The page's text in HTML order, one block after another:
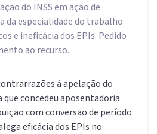
do INSS em ação de
da especialidade do trabalho
e ineficácia dos EPIs. Pedido
ao recurso.
à apelação do
concedeu aposentadoria
com conversão de período
eficácia dos EPIs no